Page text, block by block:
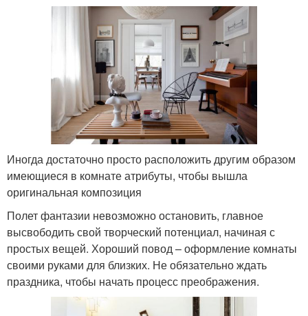
Иногда достаточно просто расположить другим образом
имеющиеся в комнате атрибуты, чтобы вышла
оригинальная композиция
Полет фантазии невозможно остановить, главное
высвободить свой творческий потенциал, начиная с
простых вещей. Хороший повод – оформление комнаты
своими руками для близких. Не обязательно ждать
праздника, чтобы начать процесс преображения.